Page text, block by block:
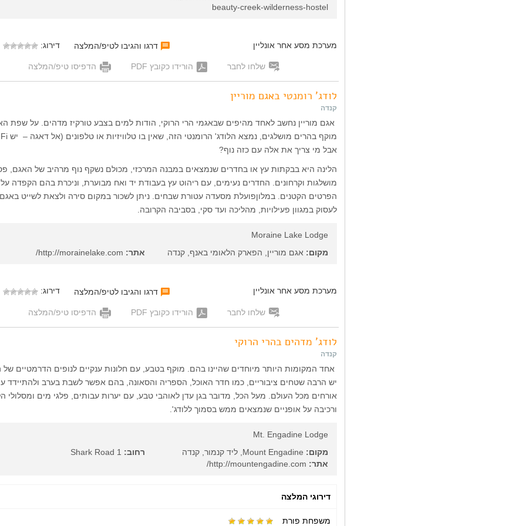
beauty-creek-wilderness-hostel
מערכת מסע אחר אונליין דרגו והגיבו לטיפ/המלצה דירוג:
שלחו לחבר הורידו כקובץ PDF הדפיסו טיפ/המלצה
לודג' רומנטי באגם מוריין
קנדה
אגם מוריין נחשב לאחד מהיפים שבאגמי הרי הרוקי, הודות למים בצבע טורקיז מדהים. על שפת
אבל מי צריך את אלה עם כזה נוף?
הלינה היא בבקתות עץ או בחדרים שנמצאים במבנה המרכזי, מכולם נשקף נוף מרהיב של האגם,
מושלגות וקרחונים. החדרים נעימים, עם ריהוט עץ בעבודת יד ואח מבוערת, וניכרת בהם הקפדה על
הפרטים הקטנים. במלוןפועלת מסעדה עטורת שבחים. ניתן לשכור במקום סירה ולצאת לשייט
לעסוק במגוון פעילויות, מהליכה ועד סקי, בסביבה הקרובה.
Moraine Lake Lodge
מקום: אגם מוריין, הפארק הלאומי באנף, קנדה אתר:
מערכת מסע אחר אונליין דרגו והגיבו לטיפ/המלצה דירוג:
שלחו לחבר הורידו כקובץ PDF הדפיסו טיפ/המלצה
לודג' מדהים בהרי הרוקי
קנדה
אחד המקומות היותר מיוחדים שהיינו בהם. מוקף בטבע, עם חלונות ענקיים לנופים הדרמטיים של
יש הרבה שטחים ציבוריים, כמו חדר האוכל, הספריה והסאונה, בהם אפשר לשבת בערב ולהתיידד
אורחים מכל העולם. מעל הכל, מדובר בגן עדן לאוהבי טבע, עם יערות עבותים, פלגי מים ומסלולי
ורכיבה על אופניים שנמצאים ממש בסמוך ללודג'.
Mt. Engadine Lodge
מקום:
רחוב:
אתר:
דירוגי המלצה
משפחת פורת